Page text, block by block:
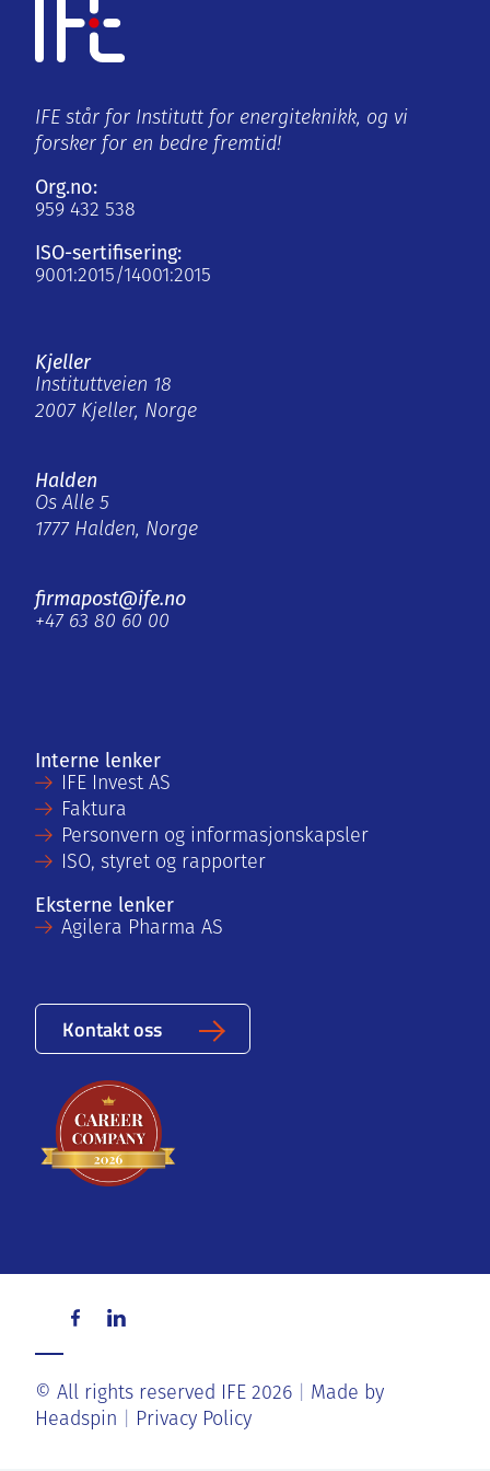
IFE står for Institutt for energiteknikk, og vi
forsker for en bedre fremtid!
Org.no:
959 432 538
ISO-sertifisering:
9001:2015/14001:2015
Kjeller
Instituttveien 18
2007 Kjeller, Norge
Halden
Os Alle 5
1777 Halden, Norge
firmapost@ife.no
+47 63 80 60 00
Interne lenker
IFE Invest AS
Faktura
Personvern og informasjonskapsler
ISO, styret og rapporter
Eksterne lenker
Agilera Pharma AS
Kontakt oss
© All rights reserved IFE 2026
Made by
Headspin
Privacy Policy